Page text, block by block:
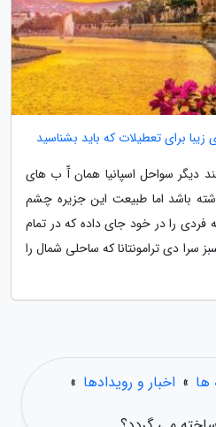
زیبا برای تعطیلات که باید بشناسید
دیگر سواحل اسپانیا همان آّ ب های
باشد اما طبیعت این جزیره چشم
فردی را در خود جای داده که در تمام
سرا دی ترامونتانا که ساحلی شمال را
ها » اخبار و رویدادها »